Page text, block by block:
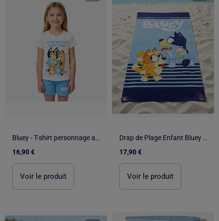
Bluey - T-shirt personnage avec son short assorti
16,90 €
Voir le produit
Drap de Plage Enfant Bluey 70x140 cm 100% Polyester
17,90 €
Voir le produit